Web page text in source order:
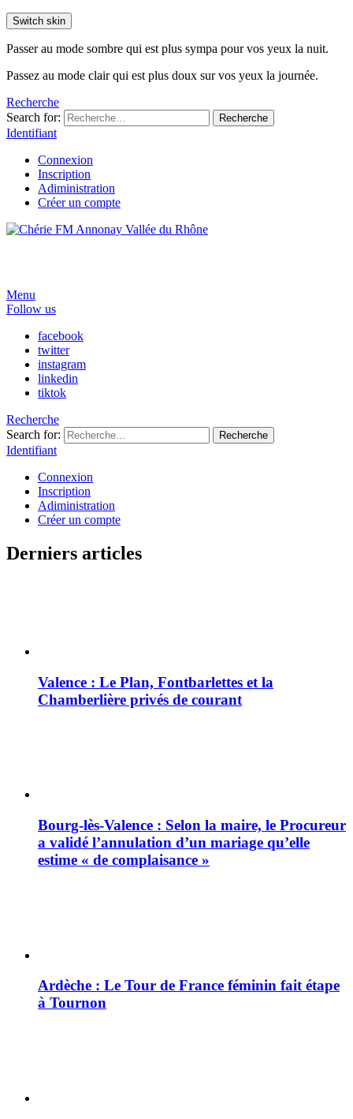
Switch skin
Passer au mode sombre qui est plus sympa pour vos yeux la nuit.
Passez au mode clair qui est plus doux sur vos yeux la journée.
Recherche
Search for:
Recherche
Identifiant
Connexion
Inscription
Adiministration
Créer un compte
Menu
Follow us
facebook
twitter
instagram
linkedin
tiktok
Recherche
Search for:
Recherche
Identifiant
Connexion
Inscription
Adiministration
Créer un compte
Derniers articles
Valence : Le Plan, Fontbarlettes et la
Chamberlière privés de courant
Bourg-lès-Valence : Selon la maire, le Procureur
a validé l’annulation d’un mariage qu’elle
estime « de complaisance »
Ardèche : Le Tour de France féminin fait étape
à Tournon